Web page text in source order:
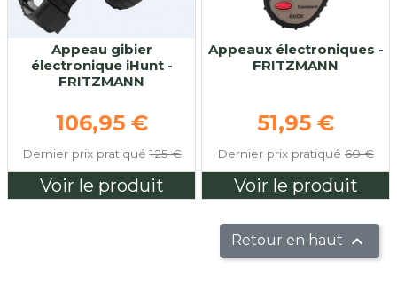
Appeau gibier
électronique iHunt -
FRITZMANN
Prix de base
106,95 €
Dernier prix pratiqué125 €
Voir le produit
Appeaux électroniques -
FRITZMANN
Prix de base
51,95 €
Dernier prix pratiqué 60 €
Voir le produit
Retour en haut 